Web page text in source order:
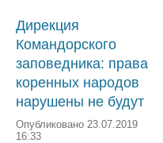
Дирекция
Командорского
заповедника: права
коренных народов
нарушены не будут
Опубликовано 23.07.2019
16:33